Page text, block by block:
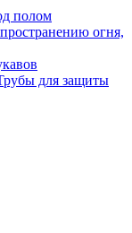
полом
огня,
для защиты